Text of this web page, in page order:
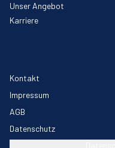
Unser Angebot
Karriere
Kontakt
Impressum
AGB
Datenschutz